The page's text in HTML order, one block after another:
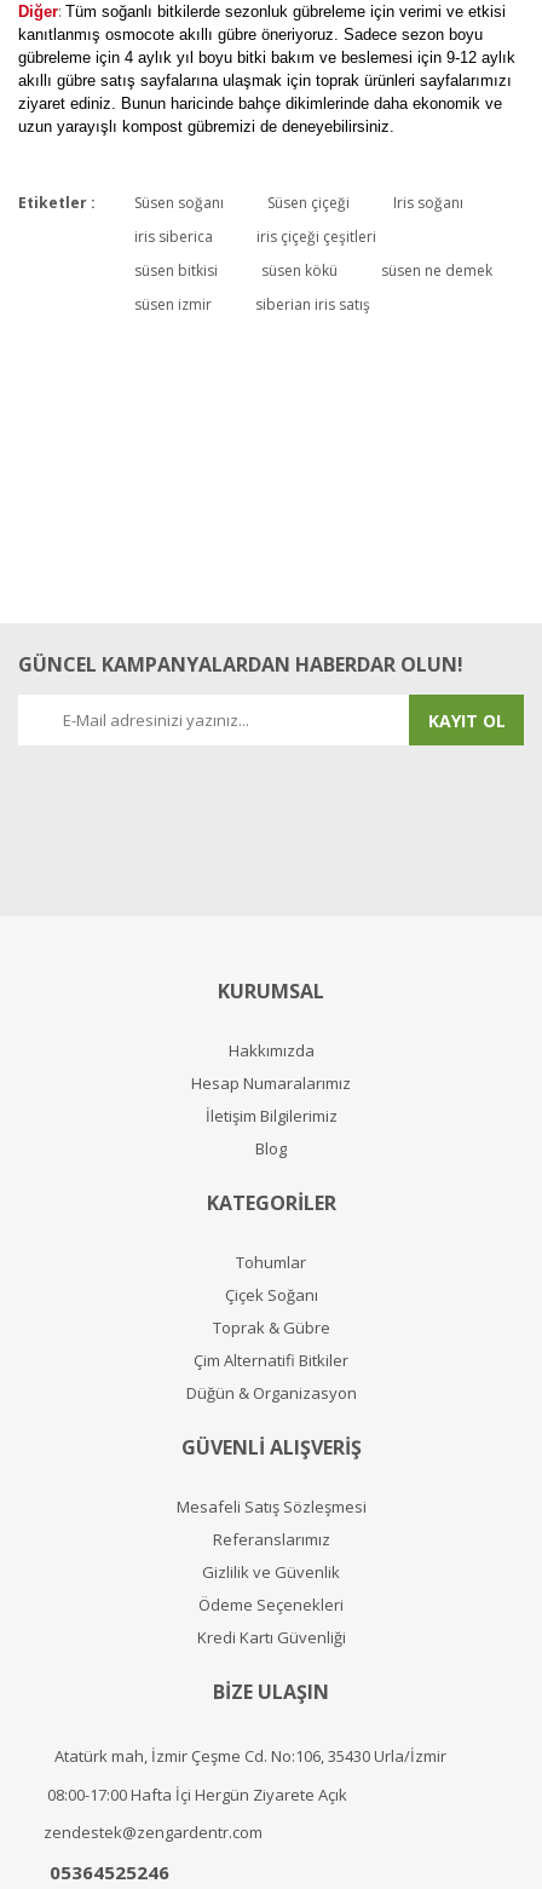
Diğer: Tüm soğanlı bitkilerde sezonluk gübreleme için verimi ve etkisi
kanıtlanmış osmocote akıllı gübre öneriyoruz. Sadece sezon boyu
gübreleme için 4 aylık yıl boyu bitki bakım ve beslemesi için 9-12 aylık
akıllı gübre satış sayfalarına ulaşmak için toprak ürünleri sayfalarımızı
ziyaret ediniz. Bunun haricinde bahçe dikimlerinde daha ekonomik ve
uzun yarayışlı kompost gübremizi de deneyebilirsiniz.
Bu ürüne ilk yorumu siz yapın!
Yorum Yaz
Etiketler : Süsen soğanı Süsen çiçeği
Iris soğanı
iris siberica
iris çiçeği çeşitleri
süsen bitkisi
süsen kökü
süsen ne demek
süsen izmir
siberian iris satış
GÜNCEL KAMPANYALARDAN HABERDAR OLUN!
KAYIT OL
KURUMSAL
Hakkımızda
Hesap Numaralarımız
İletişim Bilgilerimiz
Blog
KATEGORİLER
Tohumlar
Çiçek Soğanı
Toprak & Gübre
Çim Alternatifi Bitkiler
Düğün & Organizasyon
GÜVENLİ ALIŞVERİŞ
Mesafeli Satış Sözleşmesi
Referanslarımız
Gizlilik ve Güvenlik
Ödeme Seçenekleri
Kredi Kartı Güvenliği
BİZE ULAŞIN
Atatürk mah, İzmir Çeşme Cd. No:106, 35430 Urla/İzmir
08:00-17:00 Hafta İçi Hergün Ziyarete Açık
zendestek@zengardentr.com
05364525246